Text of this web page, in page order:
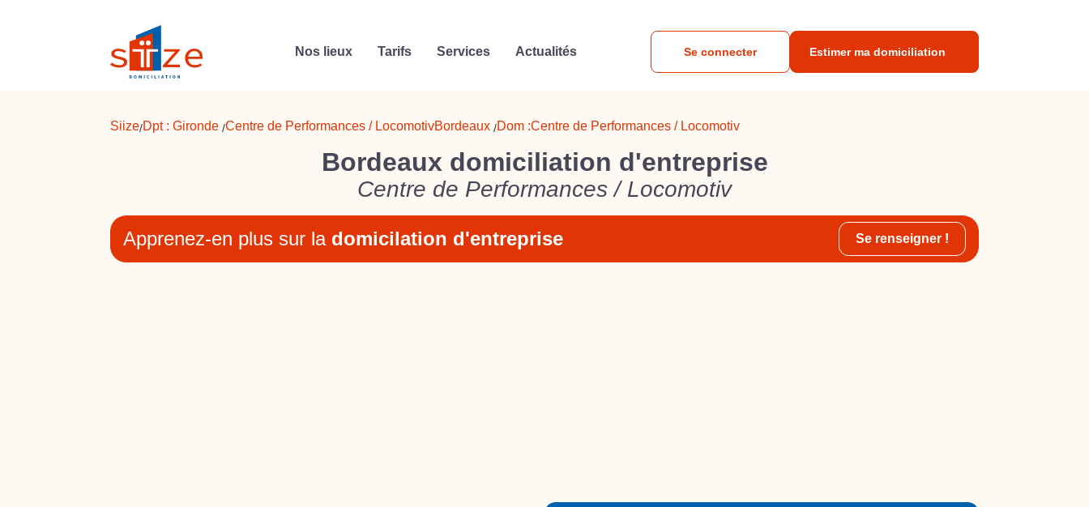
Nos lieux Tarifs Services Actualités Se connecter Estimer ma domiciliation
Siize/Dpt : Gironde /Centre de Performances / LocomotivBordeaux /Dom :Centre de Performances / Locomotiv
Bordeaux domiciliation d'entreprise
Centre de Performances / Locomotiv
Apprenez-en plus sur la domicilation d'entreprise Se renseigner !